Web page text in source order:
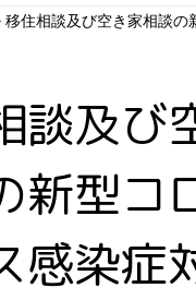
移住相談及び空き家相談の
談及び
新型コ
感染症